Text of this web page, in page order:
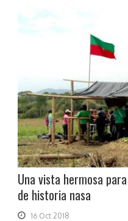
Una vista hermosa
de historia nasa
16 Oct 2018